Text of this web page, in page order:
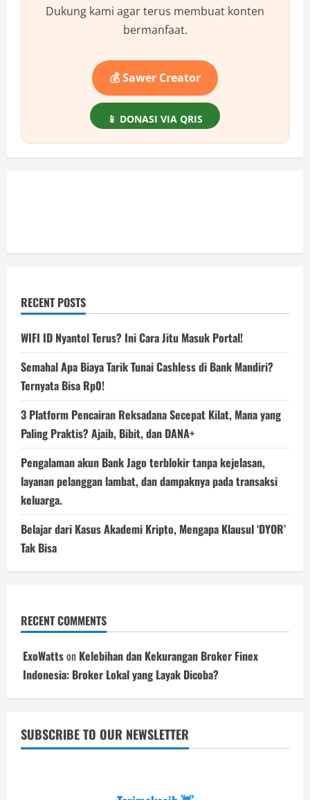
Jaringan
Tertentu
Dukung kami agar terus membuat konten
bermanfaat.
💰 Sawer Creator
📱 DONASI VIA QRIS
RECENT POSTS
WIFI ID Nyantol Terus? Ini Cara Jitu Masuk Portal!
Semahal Apa Biaya Tarik Tunai Cashless di Bank Mandiri?
Ternyata Bisa Rp0!
3 Platform Pencairan Reksadana Secepat Kilat, Mana yang
Paling Praktis? Ajaib, Bibit, dan DANA+
Pengalaman akun Bank Jago terblokir tanpa kejelasan,
layanan pelanggan lambat, dan dampaknya pada transaksi
keluarga.
Belajar dari Kasus Akademi Kripto, Mengapa Klausul ‘DYOR’
Tak Bisa
RECENT COMMENTS
ExoWattson Kelebihan dan Kekurangan Broker Finex
Indonesia: Broker Lokal yang Layak Dicoba?
SUBSCRIBE TO OUR NEWSLETTER